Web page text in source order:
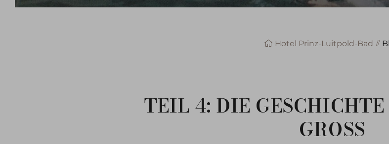
Hotel Prinz-Luitpold-Bad
TEIL 4: DIE
GROSS